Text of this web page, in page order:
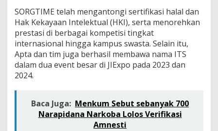
i
s
w
a
T
S
P
u
SORGTIME telah mengantongi sertifikasi halal dan
Hak Kekayaan Intelektual (HKI), serta menorehkan
prestasi di berbagai kompetisi tingkat
internasional hingga kampus swasta. Selain itu,
Apta dan tim juga berhasil membawa nama ITS
dalam dua event besar di JIExpo pada 2023 dan
2024.
Baca Juga: Menkum Sebut sebanyak 700
Narapidana Narkoba Lolos Verifikasi
Amnesti